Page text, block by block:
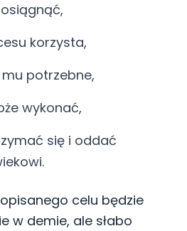
korzysta,
potrzebne,
wykonać,
się i oddać
celu będzie
w demie, ale słabo